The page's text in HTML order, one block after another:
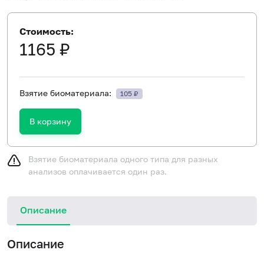
Стоимость:
1165 ₽
Взятие биоматериала: 105 ₽
В корзину
Взятие биоматериала одного типа для разных
анализов оплачивается один раз.
Описание
Описание